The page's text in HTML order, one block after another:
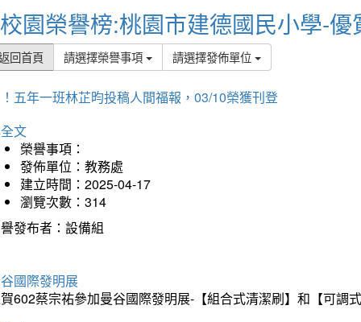
校園榮譽榜:桃園市建德國民小學-優
回首頁 請選擇榮譽事項 請選擇發佈單位
五年一班林芷昀投稿人間福報，03/10榮獲刊登
文
榮譽事項：
發佈單位：教務處
建立時間：2025-04-17
瀏覽次數：314
發布者：設備組
國際發明展
602蔡宗祐參加曼谷國際發明展-【組合式清潔刷】和【可調